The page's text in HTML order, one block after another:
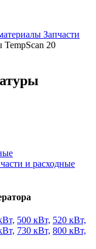
Запчасти
TempScan 20
и расходные
500 кВт, 520 кВт,
730 кВт, 800 кВт,